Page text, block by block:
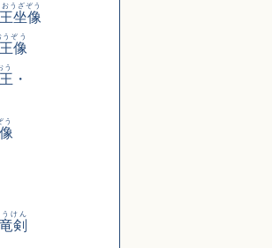
坐像
うざぞう
像
ぞう
う
・
う
剣
けん